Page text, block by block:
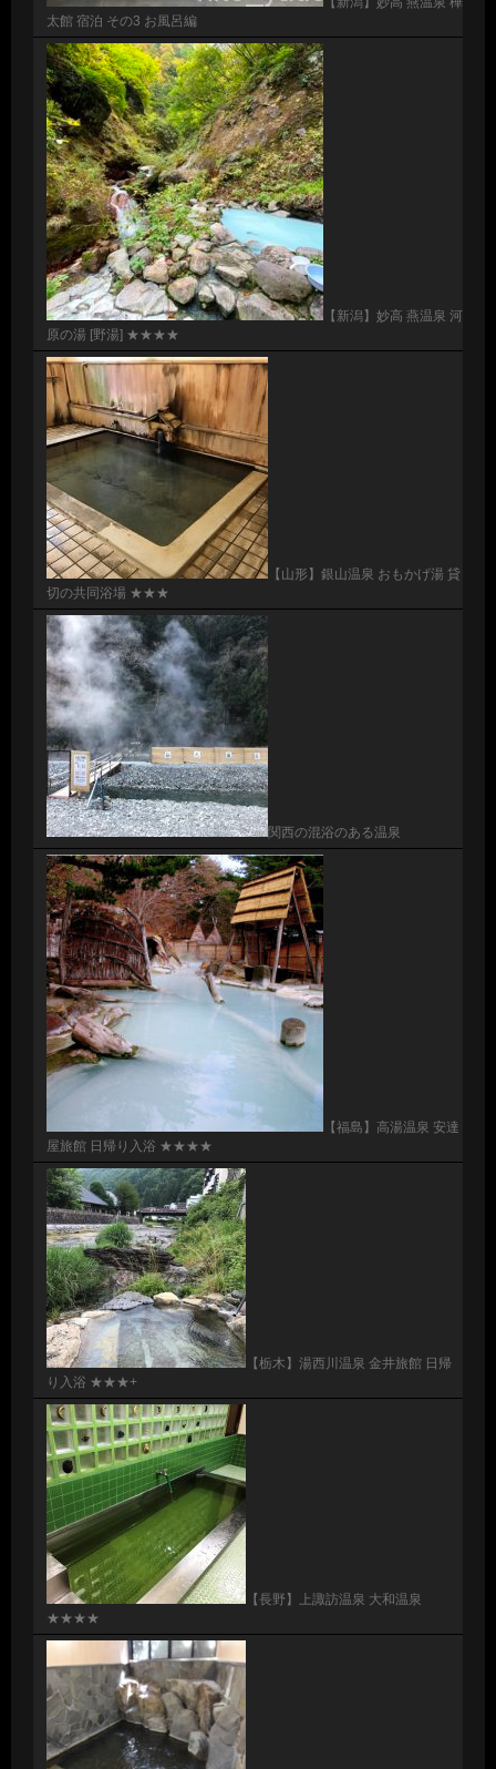
太館 宿泊 その3 お風呂編
【新潟】妙高 燕温泉 河
原の湯 [野湯] ★★★★
【山形】銀山温泉 おもかげ湯 貸
切の共同浴場 ★★★
関西の混浴のある温泉
【福島】高湯温泉 安達
屋旅館 日帰り入浴 ★★★★
【栃木】湯西川温泉 金井旅館 日帰
り入浴 ★★★+
【長野】上諏訪温泉 大和温泉
★★★★